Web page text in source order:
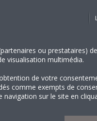
ou prestataires)
visualisation multimédia.
de votre
comme exempts de
sur le site en